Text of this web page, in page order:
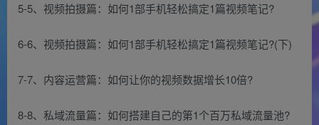
5-5、视频拍摄篇：如何1部手机轻松搞定1篇视频笔记?
6-6、视频拍摄篇：如何1部手机轻松搞定1篇视频笔记?(下)
7-7、内容运营篇：如何让你的视频数据增长10倍?
8-8、私域流量篇：如何搭建自己的第1个百万私域流量池?